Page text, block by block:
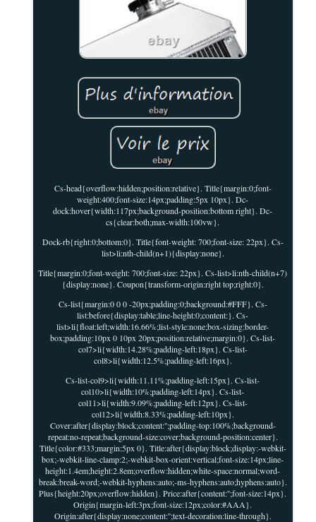
Cs-head{overflow:hidden;position:relative}. Title{margin:0;font-
weight:400;font-size:14px;padding:5px 10px}. Dc-
dock:hover{width:117px;background-position:bottom right}. Dc-
cs{clear:both;max-width:100vw}.
Dock-rb{right:0;bottom:0}. Title{font-weight: 700;font-size: 22px}. Cs-
list>li:nth-child(n+1){display:none}.
Title{margin:0;font-weight: 700;font-size: 22px}. Cs-list>li:nth-child(n+7)
{display:none}. Coupon{transform-origin:right top;right:0}.
Cs-list{margin:0 0 0 -20px;padding:0;background:#FFF}. Cs-
list:before{display:table;line-height:0;content:}. Cs-
list>li{float:left;width:16.66%;list-style:none;box-sizing:border-
box;padding:10px 0 10px 20px;position:relative;margin:0}. Cs-list-
col7>li{width:14.28%;padding-left:18px}. Cs-list-
col8>li{width:12.5%;padding-left:16px}.
Cs-list-col9>li{width:11.11%;padding-left:15px}. Cs-list-
col10>li{width:10%;padding-left:14px}. Cs-list-
col11>li{width:9.09%;padding-left:12px}. Cs-list-
col12>li{width:8.33%;padding-left:10px}.
Cover:after{display:block;content:'';padding-top:100%;background-
repeat:no-repeat;background-size:cover;background-position:center}.
Title{color:#333;margin:5px 0}. Title:after{display:block;display:-webkit-
box;-webkit-line-clamp:2;-webkit-box-orient:vertical;font-size:14px;line-
height:1.4em;height:2.8em;overflow:hidden;white-space:normal;word-
break:break-word;-webkit-hyphens:auto;-ms-hyphens:auto;hyphens:auto}.
Plus{height:20px;overflow:hidden}. Price:after{content:'';font-size:14px}.
Origin{margin-left:3px;font-size:12px;color:#AAA}.
Origin:after{display:none;content:'';text-decoration:line-through}.